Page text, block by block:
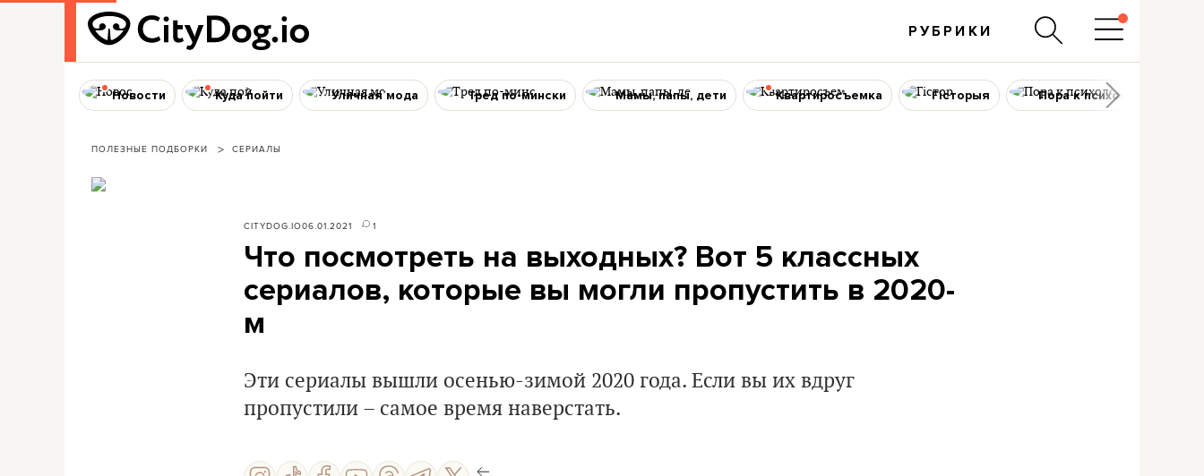
РУБРИКИ
Новости Куда пойти Уличная мода Тред по-мински Мамы, папы, дети Квартиросъемка Гісторыя Пора к психологу
ПОЛЕЗНЫЕ ПОДБОРКИ СЕРИАЛЫ
CITYDOG.IO06.01.2021 1
Что посмотреть на выходных? Вот 5 классных
сериалов, которые вы могли пропустить в 2020-
м
Эти сериалы вышли осенью-зимой 2020 года. Если вы их вдруг
пропустили – самое время наверстать.